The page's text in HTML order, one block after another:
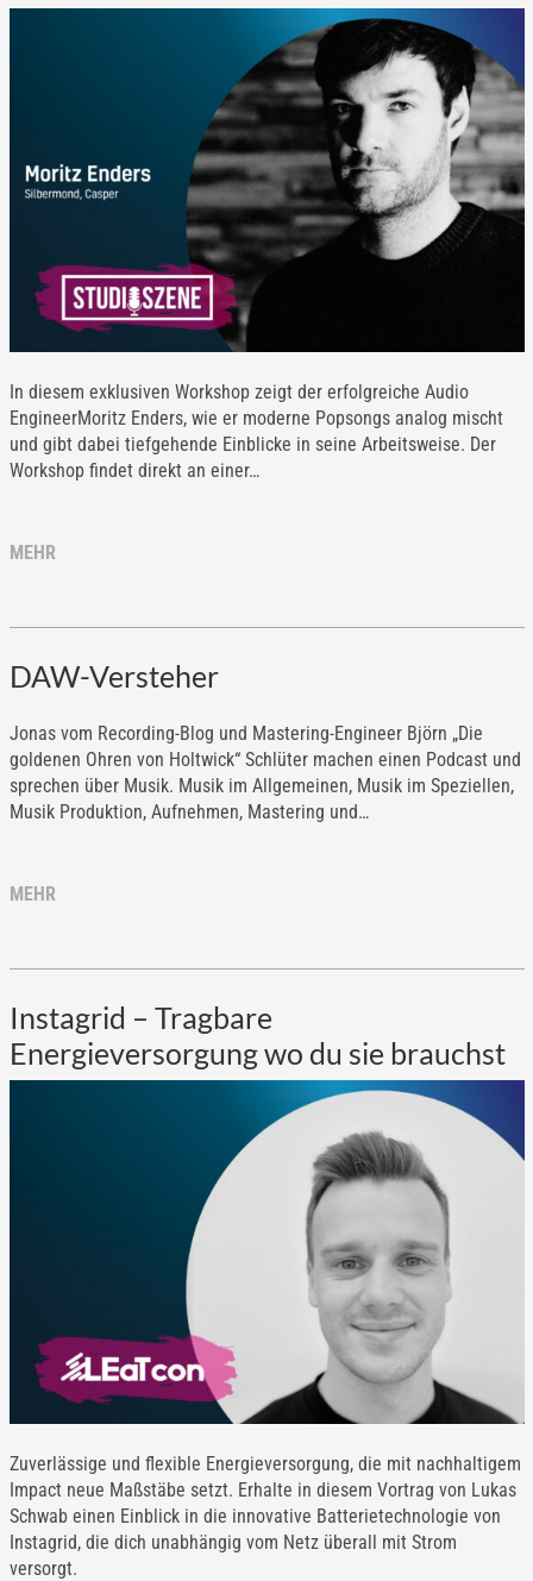
In diesem exklusiven Workshop zeigt der erfolgreiche Audio
EngineerMoritz Enders, wie er moderne Popsongs analog mischt
und gibt dabei tiefgehende Einblicke in seine Arbeitsweise. Der
Workshop findet direkt an einer…
MEHR
DAW-Versteher
Jonas vom Recording-Blog und Mastering-Engineer Björn „Die
goldenen Ohren von Holtwick“ Schlüter machen einen Podcast und
sprechen über Musik. Musik im Allgemeinen, Musik im Speziellen,
Musik Produktion, Aufnehmen, Mastering und…
MEHR
Instagrid – Tragbare
Energieversorgung wo du sie brauchst
Zuverlässige und flexible Energieversorgung, die mit nachhaltigem
Impact neue Maßstäbe setzt. Erhalte in diesem Vortrag von Lukas
Schwab einen Einblick in die innovative Batterietechnologie von
Instagrid, die dich unabhängig vom Netz überall mit Strom
versorgt.